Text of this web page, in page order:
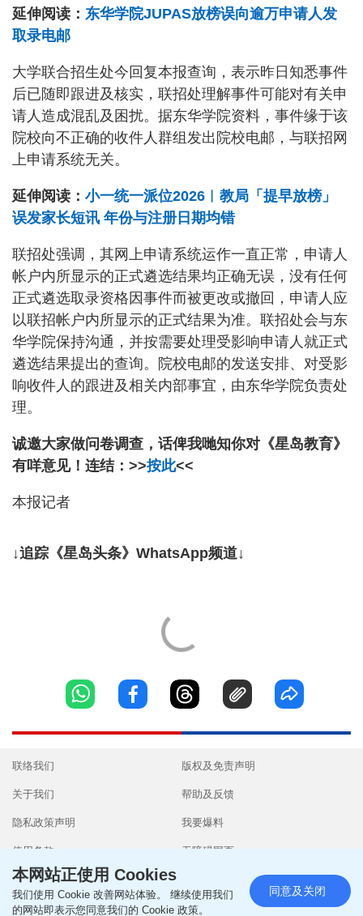
延伸阅读： 东华学院JUPAS放榜误向逾万申请人发
取录电邮
大学联合招生处今回复本报查询，表示昨日知悉事件
后已随即跟进及核实，联招处理解事件可能对有关申
请人造成混乱及困扰。据东华学院资料，事件缘于该
院校向不正确的收件人群组发出院校电邮，与联招网
上申请系统无关。
延伸阅读： 小一统一派位2026︱教局「提早放榜」
误发家长短讯 年份与注册日期均错
联招处强调，其网上申请系统运作一直正常，申请人
帐户内所显示的正式遴选结果均正确无误，没有任何
正式遴选取录资格因事件而被更改或撤回，申请人应
以联招帐户内所显示的正式结果为准。联招处会与东
华学院保持沟通，并按需要处理受影响申请人就正式
遴选结果提出的查询。院校电邮的发送安排、对受影
响收件人的跟进及相关内部事宜，由东华学院负责处
理。
诚邀大家做问卷调查，话俾我哋知你对《星岛教育》
有咩意见！连结：>>按此<<
本报记者
↓追踪《星岛头条》WhatsApp频道↓
联络我们
关于我们
隐私政策声明
使用条款
版权及免责声明
帮助及反馈
我要爆料
无障碍网页
本网站正使用 Cookies
我们使用 Cookie 改善网站体验。 继续使用我们
的网站即表示您同意我们的 Cookie 政策。
同意及关闭